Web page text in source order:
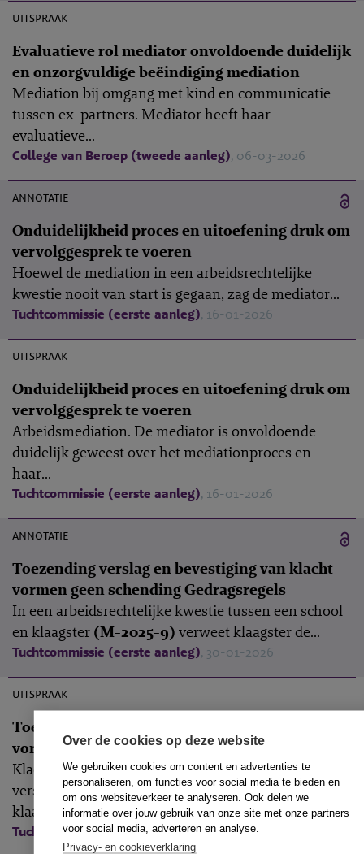
Over de cookies op deze website
We gebruiken cookies om content en advertenties te
personaliseren, om functies voor social media te bieden en
om ons websiteverkeer te analyseren. Ook delen we
informatie over jouw gebruik van onze site met onze partners
voor social media, adverteren en analyse.
Privacy- en cookieverklaring
uitspraak
Evaluatieve rol mediator onvoldoende duidelijk
en onzorgvuldige beëindiging mediation
Mediation bij omgang met kind en communicatie
tussen ex-partners. Mediator heeft haar
evaluatieve...
College van Beroep (tweede aanleg), 06-03-2026
annotatie
Onduidelijkheid proces en uitoefening druk om
vervolggesprek te voeren
Hoewel de mediation in een arbeidsrechtelijke
kwestie nooit van start is gegaan, zag de mediator...
Tuchtcommissie (eerste aanleg), 16-01-2026
uitspraak
Onduidelijkheid proces en uitoefening druk om
vervolggesprek te voeren
Arbeidsmediation. De mediator is onvoldoende
duidelijk geweest over het mediationproces en
haar...
Tuchtcommissie (eerste aanleg), 16-01-2026
annotatie
Toezending verslag en bevestiging van klacht
vormen geen schending Gedragsregels
In een arbeidsrechtelijke kwestie tussen een school
en klaagster (M-2025-9) verweet klaagster de...
Tuchtcommissie (eerste aanleg), 30-01-2026
uitspraak
Toezending verslag en bevestiging van klacht
vormen geen schending Gedragsregels
Klacht ongegrond: met de toezending van een
verslag van de mediationbijeenkomst nadat
klaagster...
Tuchtcommissie (eerste aanleg), 30-01-2026